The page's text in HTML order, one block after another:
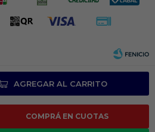
AGREGAR AL CARRITO
COMPRÁ EN CUOTAS